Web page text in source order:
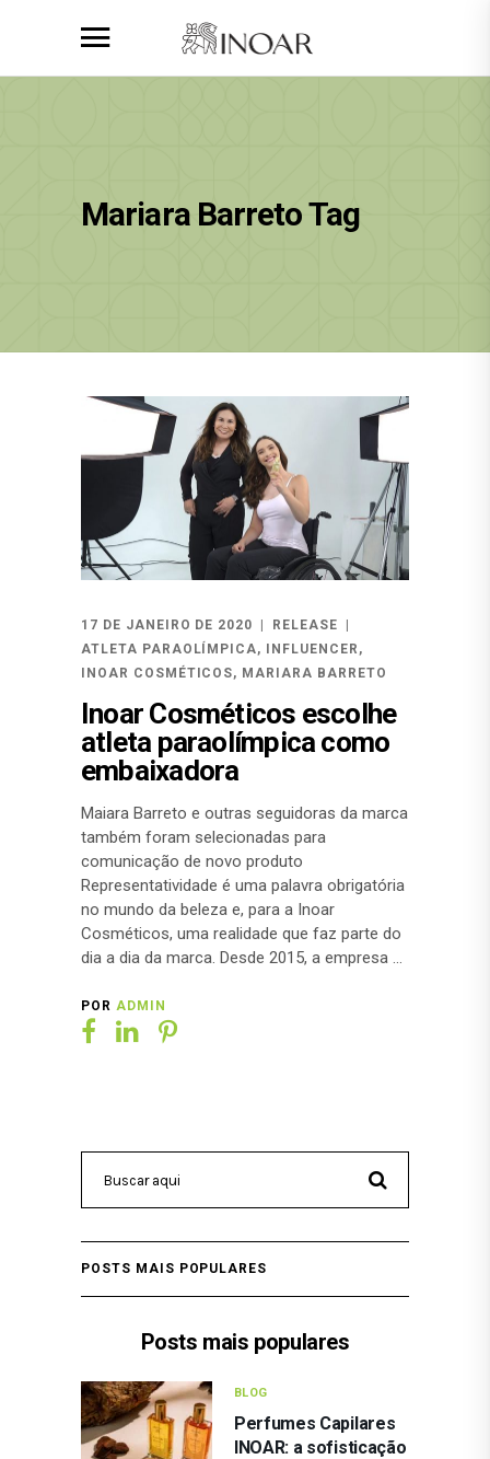
Mariara Barreto Tag
17 DE JANEIRO DE 2020
RELEASE
ATLETA PARAOLÍMPICA, INFLUENCER ,
INOAR COSMÉTICOS, MARIARA BARRETO
Inoar Cosméticos escolhe
atleta paraolímpica como
embaixadora
Maiara Barreto e outras seguidoras da marca
também foram selecionadas para
comunicação de novo produto
Representatividade é uma palavra obrigatória
no mundo da beleza e, para a Inoar
Cosméticos, uma realidade que faz parte do
dia a dia da marca. Desde 2015, a empresa
POR ADMIN
POSTS MAIS POPULARES
Posts mais populares
BLOG
Perfumes Capilares
INOAR: a sofisticação